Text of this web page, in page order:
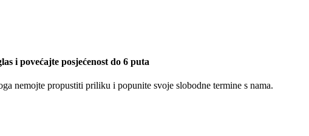
i povećajte posjećenost do 6 puta
nemojte propustiti priliku i popunite svoje slobodne termine s nama.